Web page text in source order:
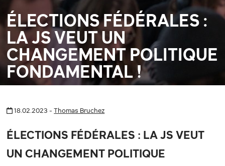
ÉLECTIONS FÉDÉRALES :
LA JS VEUT UN
CHANGEMENT POLITIQUE
FONDAMENTAL !
18.02.2023 -Thomas Bruchez
ÉLECTIONS FÉDÉRALES : LA JS VEUT
UN CHANGEMENT POLITIQUE